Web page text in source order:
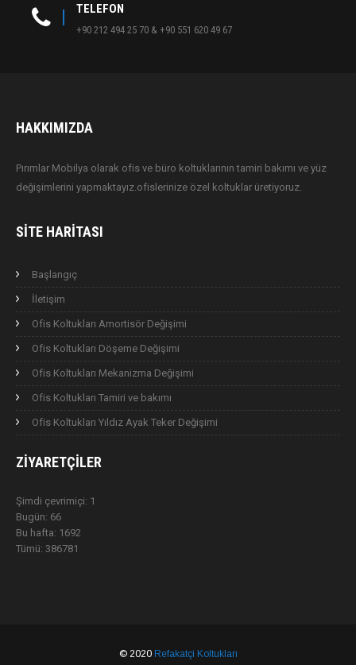
TELEFON
+90 212 494 25 70 & +90 551 620 49 67
HAKKIMIZDA
Pırımlar Mobilya olarak ofis ve büro koltuklarının tamiri bakımı ve yüz
değişimlerini yapmaktayız.ofislerinize özel koltuklar üretiyoruz.
SITE HARITASI
Başlangıç
İletişim
Ofis Koltukları Amortisör Değişimi
Ofis Koltukları Döşeme Değişimi
Ofis Koltukları Mekanizma Değişimi
Ofis Koltukları Tamiri ve bakımı
Ofis Koltukları Yıldız Ayak Teker Değişimi
ZIYARETÇILER
Şimdi çevrimiçi: 1
Bugün: 66
Bu hafta: 1692
Tümü: 386781
© 2020 Refakatçi Koltukları